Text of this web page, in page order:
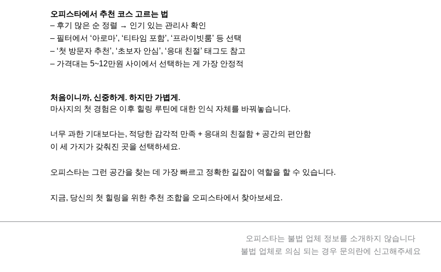
오피스타에서 추천 코스 고르는 법
– 후기 많은 순 정렬 → 인기 있는 관리사 확인
– 필터에서 ‘아로마’, ‘티타임 포함’, ‘프라이빗룸’ 등 선택
– ‘첫 방문자 추천’, ‘초보자 안심’, ‘응대 친절’ 태그도 참고
– 가격대는 5~12만원 사이에서 선택하는 게 가장 안정적
처음이니까, 신중하게. 하지만 가볍게.
마사지의 첫 경험은 이후 힐링 루틴에 대한 인식 자체를 바꿔놓습니다.
너무 과한 기대보다는, 적당한 감각적 만족 + 응대의 친절함 + 공간의 편안함
이 세 가지가 갖춰진 곳을 선택하세요.
오피스타는 그런 공간을 찾는 데 가장 빠르고 정확한 길잡이 역할을 할 수 있습니다.
지금, 당신의 첫 힐링을 위한 추천 조합을 오피스타에서 찾아보세요.
오피스타는 불법 업체 정보를 소개하지 않습니다
불법 업체로 의심 되는 경우 문의란에 신고해주세요